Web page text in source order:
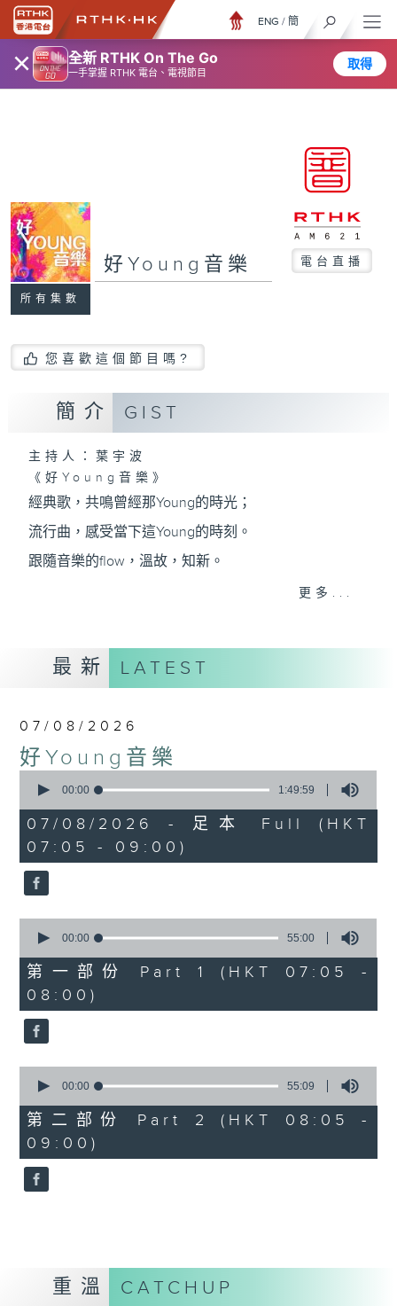
× 全新 RTHK On The Go
一手掌握 RTHK 電台、電視節目
取得
ENG / 簡
所有集數
好Young音樂 電台直播
您喜歡這個節目嗎?
簡介 GIST
主持人：葉宇波
《好Young音樂》
經典歌，共鳴曾經那Young的時光；
流行曲，感受當下這Young的時刻。
跟隨音樂的flow，溫故，知新。
（廣東歌經典）、溫故知新（新歌精選）。
《好Young音樂》
葉宇波為你呈現音樂好模Young！
更多...
最新 LATEST
07/08/2026
好Young音樂
seconds
1
hour,
49
minutes,
59
seconds
00:00 1:49:59
07/08/2026 - 足本 Full (HKT
07:05 - 09:00)
seconds
55
minutes,
0
seconds
00:00 55:00
第一部份 Part 1 (HKT 07:05 -
08:00)
seconds
55
minutes,
9
seconds
00:00 55:09
第二部份 Part 2 (HKT 08:05 -
09:00)
重溫 CATCHUP